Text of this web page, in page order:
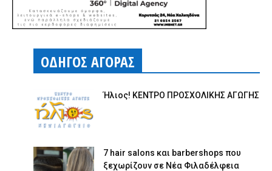
ΟΔΗΓΟΣ ΑΓΟΡΑΣ
Ήλιος! ΚΕΝΤΡΟ ΠΡΟΣΧΟΛΙΚΗΣ ΑΓΩΓΗΣ
7 hair salons και barbershops που
ξεχωρίζουν σε Νέα Φιλαδέλφεια